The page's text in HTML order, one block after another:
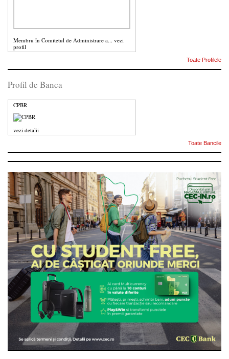
Membru în Comitetul de Administrare a... vezi
profil
Toate Profilele
Profil de Banca
CPBR
vezi detalii
Toate Bancile